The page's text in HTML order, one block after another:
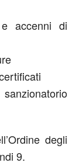
accenni di
degli
9.